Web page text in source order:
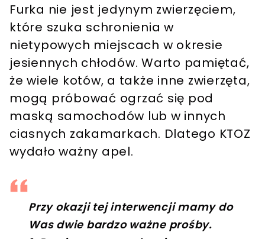
Furka nie jest jedynym zwierzęciem,
które szuka schronienia w
nietypowych miejscach w okresie
jesiennych chłodów. Warto pamiętać,
że wiele kotów, a także inne zwierzęta,
mogą próbować ogrzać się pod
maską samochodów lub w innych
ciasnych zakamarkach. Dlatego KTOZ
wydało ważny apel.
Przy okazji tej interwencji mamy do
Was dwie bardzo ważne prośby.